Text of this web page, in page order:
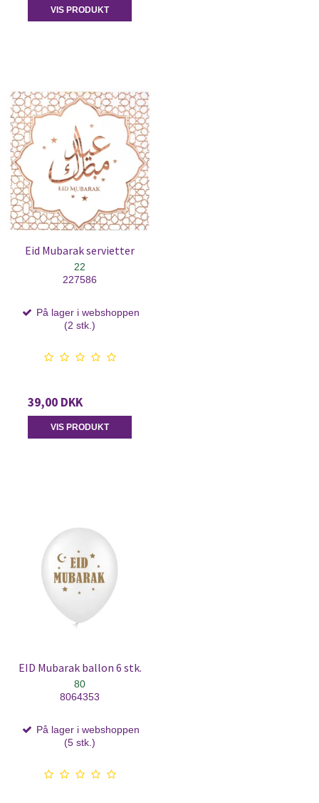
VIS PRODUKT
Eid Mubarak servietter
22
227586
På lager i webshoppen
(2 stk.)
39,00 DKK
VIS PRODUKT
EID Mubarak ballon 6 stk.
80
8064353
På lager i webshoppen
(5 stk.)